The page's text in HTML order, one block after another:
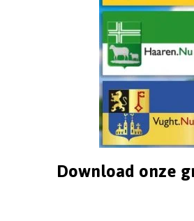
Download onze